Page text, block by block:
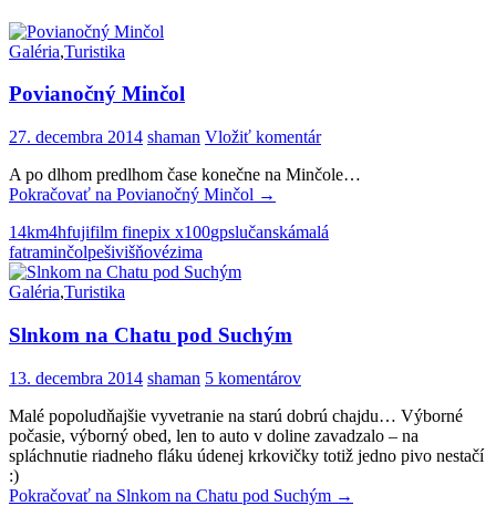
Galéria,Turistika
Povianočný Minčol
27. decembra 2014 shaman Vložiť komentár
A po dlhom predlhom čase konečne na Minčole…
Pokračovať na Povianočný Minčol →
14km4hfujifilm finepix x100gpslučanskámalá
fatraminčolpešivišňovézima
Galéria,Turistika
Slnkom na Chatu pod Suchým
13. decembra 2014 shaman 5 komentárov
Malé popoludňajšie vyvetranie na starú dobrú chajdu… Výborné
počasie, výborný obed, len to auto v doline zavadzalo – na
spláchnutie riadneho fláku údenej krkovičky totiž jedno pivo nestačí
:)
Pokračovať na Slnkom na Chatu pod Suchým →